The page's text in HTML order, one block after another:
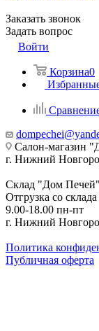
Заказать звонок
Задать вопрос
Войти
Корзина0
Салон-магазин
г. Нижний
Склад "Дом Печей"
Отгрузка со склада
9.00-18.00 пн-пт
г. Нижний
Политика
Публичная оферта